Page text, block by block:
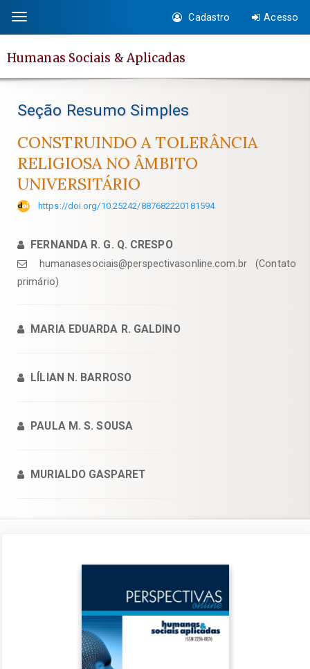
conteúdo
página
Principal
Conteúdo
principal
Barra
Toggle
navigation
Cadastro Acesso
Humanas Sociais & Aplicadas
Seção Resumo Simples
CONSTRUINDO A TOLERÂNCIA
RELIGIOSA NO ÂMBITO
UNIVERSITÁRIO
https://doi.org/10.25242/887682220181594
FERNANDA R. G. Q. CRESPO
humanasesociais@perspectivasonline.com.br (Contato
primário)
MARIA EDUARDA R. GALDINO
LÍLIAN N. BARROSO
PAULA M. S. SOUSA
MURIALDO GASPARET